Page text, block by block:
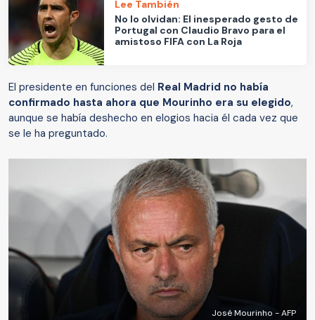
Lee También
No lo olvidan: El inesperado gesto de
Portugal con Claudio Bravo para el
amistoso FIFA con La Roja
El presidente en funciones del Real Madrid no había
confirmado hasta ahora que Mourinho era su elegido,
aunque se había deshecho en elogios hacia él cada vez que
se le ha preguntado.
José Mourinho - AFP